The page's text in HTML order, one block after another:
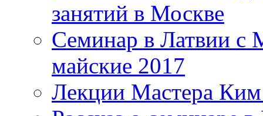
занятий в Москве
Семинар в Латвии
майские 2017
Лекции Мастера